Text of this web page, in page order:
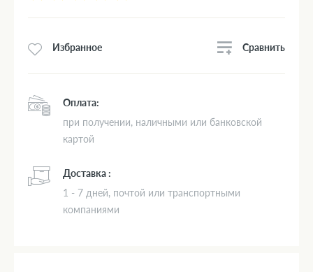
Избранное Сравнить
Оплата:
при получении, наличными или банковской
картой
Доставка :
1 - 7 дней, почтой или транспортными
компаниями